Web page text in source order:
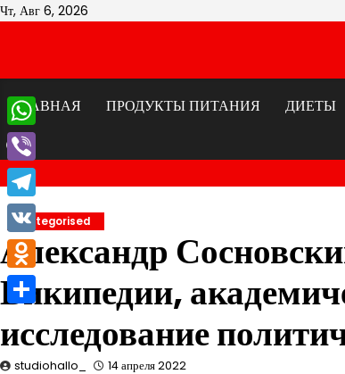
Перейти
Чт, Авг 6, 2026
ГЛАВНАЯ
ПРОДУКТЫ ПИТАНИЯ ДИЕТЫ
Uncategorised
Александр
Википедии,
исследование
studiohallo_ 14 апреля 2022
WhatsApp
Viber
Telegram
VK
Odnoklassniki